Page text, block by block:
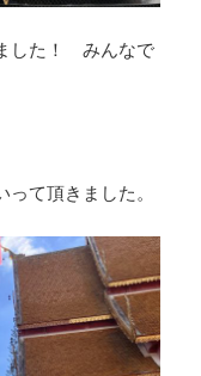
した！ みんなで
て頂きました。